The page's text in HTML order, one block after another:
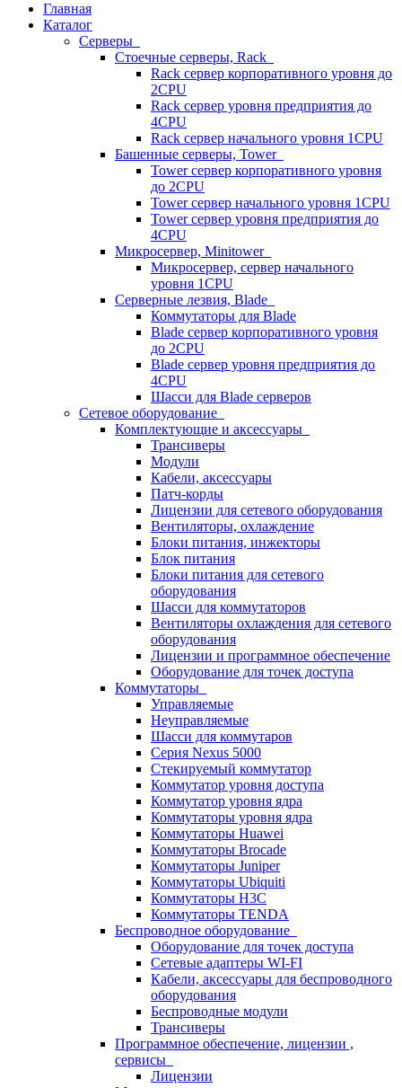
Главная
Каталог
Серверы
Стоечные серверы, Rack
Rack сервер корпоративного уровня до
2CPU
Rack сервер уровня предприятия до
4CPU
Rack сервер начального уровня 1CPU
Башенные серверы, Tower
Tower сервер корпоративного уровня
до 2CPU
Tower сервер начального уровня 1CPU
Tower сервер уровня предприятия до
4CPU
Микросервер, Minitower
Микросервер, сервер начального
уровня 1CPU
Серверные лезвия, Blade
Коммутаторы для Blade
Blade сервер корпоративного уровня
до 2CPU
Blade сервер уровня предприятия до
4CPU
Шасси для Blade серверов
Сетевое оборудование
Комплектующие и аксессуары
Трансиверы
Модули
Кабели, аксессуары
Патч-корды
Лицензии для сетевого оборудования
Вентиляторы, охлаждение
Блоки питания, инжекторы
Блок питания
Блоки питания для сетевого
оборудования
Шасси для коммутаторов
Вентиляторы охлаждения для сетевого
оборудования
Лицензии и программное обеспечение
Оборудование для точек доступа
Коммутаторы
Управляемые
Неуправляемые
Шасси для коммутаров
Серия Nexus 5000
Стекируемый коммутатор
Коммутатор уровня доступа
Коммутатор уровня ядра
Коммутаторы уровня ядра
Коммутаторы Huawei
Коммутаторы Brocade
Коммутаторы Juniper
Коммутаторы Ubiquiti
Коммутаторы H3C
Коммутаторы TENDA
Беспроводное оборудование
Оборудование для точек доступа
Сетевые адаптеры WI-FI
Кабели, аксессуары для беспроводного
оборудования
Беспроводные модули
Трансиверы
Программное обеспечение, лицензии ,
сервисы
Лицензии